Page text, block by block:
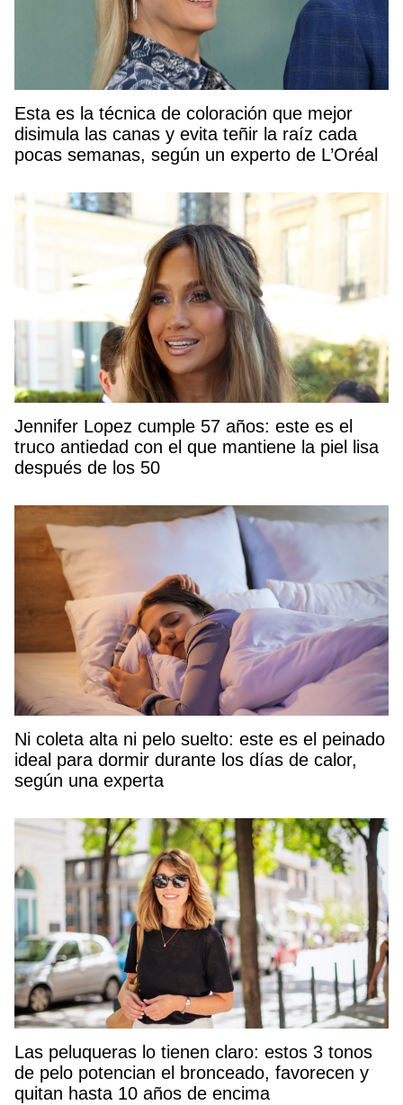
Esta es la técnica de coloración que mejor
disimula las canas y evita teñir la raíz cada
pocas semanas, según un experto de L’Oréal
Jennifer Lopez cumple 57 años: este es el
truco antiedad con el que mantiene la piel lisa
después de los 50
Ni coleta alta ni pelo suelto: este es el peinado
ideal para dormir durante los días de calor,
según una experta
Las peluqueras lo tienen claro: estos 3 tonos
de pelo potencian el bronceado, favorecen y
quitan hasta 10 años de encima